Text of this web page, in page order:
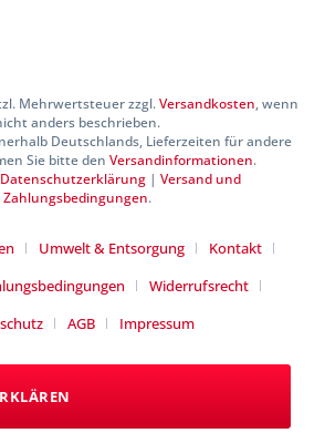
Mehrwertsteuer zzgl.Versandkosten, wenn
anders beschrieben.
Deutschlands, Lieferzeiten für andere
Sie bitte den Versandinformationen.
Datenschutzerklärung | Versand und
Zahlungsbedingungen.
Umwelt & Entsorgung
Kontakt
Widerrufsrecht
AGB Impressum